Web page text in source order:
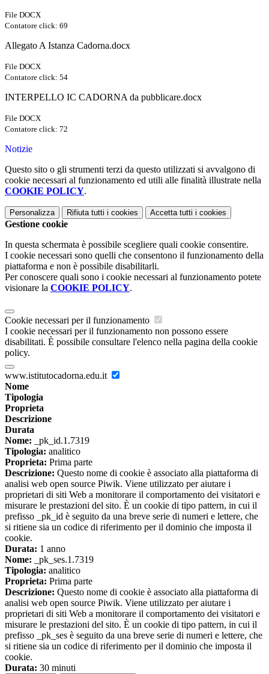
File DOCX
Contatore click: 69
Allegato A Istanza Cadorna.docx
File DOCX
Contatore click: 54
INTERPELLO IC CADORNA da pubblicare.docx
File DOCX
Contatore click: 72
Notizie
Questo sito o gli strumenti terzi da questo utilizzati si avvalgono di
cookie necessari al funzionamento ed utili alle finalità illustrate nella
COOKIE POLICY.
Personalizza Rifiuta tutti i cookies Accetta tutti i cookies
Gestione cookie
In questa schermata è possibile scegliere quali cookie consentire.
I cookie necessari sono quelli che consentono il funzionamento della
piattaforma e non è possibile disabilitarli.
Per conoscere quali sono i cookie necessari al funzionamento potete
visionare la COOKIE POLICY.
Cookie necessari per il funzionamento
I cookie necessari per il funzionamento non possono essere
disabilitati. È possibile consultare l'elenco nella pagina della cookie
policy.
www.istitutocadorna.edu.it
Nome
Tipologia
Proprieta
Descrizione
Durata
Nome: _pk_id.1.7319
Tipologia: analitico
Proprieta: Prima parte
Descrizione: Questo nome di cookie è associato alla piattaforma di
analisi web open source Piwik. Viene utilizzato per aiutare i
proprietari di siti Web a monitorare il comportamento dei visitatori e
misurare le prestazioni del sito. È un cookie di tipo pattern, in cui il
prefisso _pk_id è seguito da una breve serie di numeri e lettere, che
si ritiene sia un codice di riferimento per il dominio che imposta il
cookie.
Durata: 1 anno
Nome: _pk_ses.1.7319
Tipologia: analitico
Proprieta: Prima parte
Descrizione: Questo nome di cookie è associato alla piattaforma di
analisi web open source Piwik. Viene utilizzato per aiutare i
proprietari di siti Web a monitorare il comportamento dei visitatori e
misurare le prestazioni del sito. È un cookie di tipo pattern, in cui il
prefisso _pk_ses è seguito da una breve serie di numeri e lettere, che
si ritiene sia un codice di riferimento per il dominio che imposta il
cookie.
Durata: 30 minuti